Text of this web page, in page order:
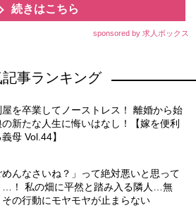
続きはこちら
sponsored by 求人ボックス
記事ランキング
を卒業してノーストレス！ 離婚から始
の新たな人生に悔いはなし！【嫁を便利
母 Vol.44】
めんなさいね？」って絶対悪いと思って
…！ 私の畑に平然と踏み入る隣人…無
の行動にモヤモヤが止まらない